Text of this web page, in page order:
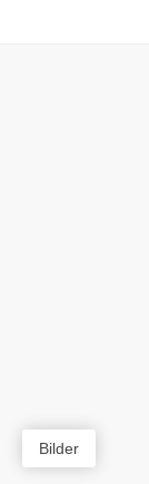
Bilder